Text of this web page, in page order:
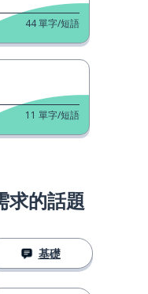
44單字/短語
11 單字/短語
求的話題
基礎